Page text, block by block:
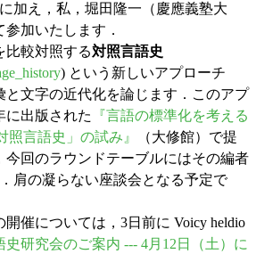
加え，私，堀田隆一（慶應義塾大
加いたします．
較対照する対照言語史
) という新しいアプローチ
と文字の近代化を論じます．このアプ
に出版された
『言語の標準化を考える
照言語史」の試み』
（大修館）で提
今回のラウンドテーブルにはその編者
肩の凝らない座談会となる予定で
催については，3日前に Voicy heldio
史研究会のご案内 --- 4月12日（土）に